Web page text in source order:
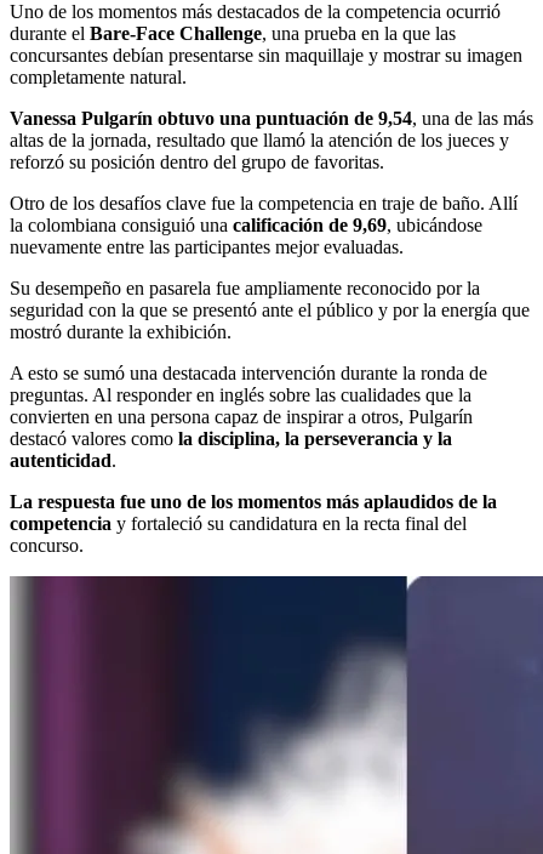
Uno de los momentos más destacados de la competencia ocurrió
durante el Bare-Face Challenge, una prueba en la que las
concursantes debían presentarse sin maquillaje y mostrar su imagen
completamente natural.
Vanessa Pulgarín obtuvo una puntuación de 9,54, una de las más
altas de la jornada, resultado que llamó la atención de los jueces y
reforzó su posición dentro del grupo de favoritas.
Otro de los desafíos clave fue la competencia en traje de baño. Allí
la colombiana consiguió una calificación de 9,69, ubicándose
nuevamente entre las participantes mejor evaluadas.
Su desempeño en pasarela fue ampliamente reconocido por la
seguridad con la que se presentó ante el público y por la energía que
mostró durante la exhibición.
A esto se sumó una destacada intervención durante la ronda de
preguntas. Al responder en inglés sobre las cualidades que la
convierten en una persona capaz de inspirar a otros, Pulgarín
destacó valores como la disciplina, la perseverancia y la
autenticidad.
La respuesta fue uno de los momentos más aplaudidos de la
competencia y fortaleció su candidatura en la recta final del
concurso.